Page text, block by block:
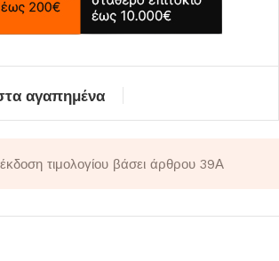
αγαπημένα
τιμολογίου βάσει άρθρου 39Α